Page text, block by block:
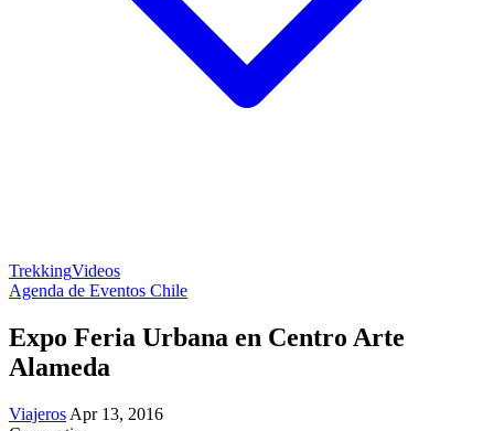
TrekkingVideos
Agenda de Eventos Chile
Expo Feria Urbana en Centro Arte
Alameda
Viajeros Apr 13, 2016